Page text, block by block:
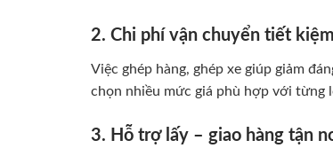
2. Chi phí vận chuyển tiết kiệm
Việc ghép hàng, ghép xe giúp giảm
chọn nhiều mức giá phù hợp với từng
3. Hỗ trợ lấy – giao hàng tận